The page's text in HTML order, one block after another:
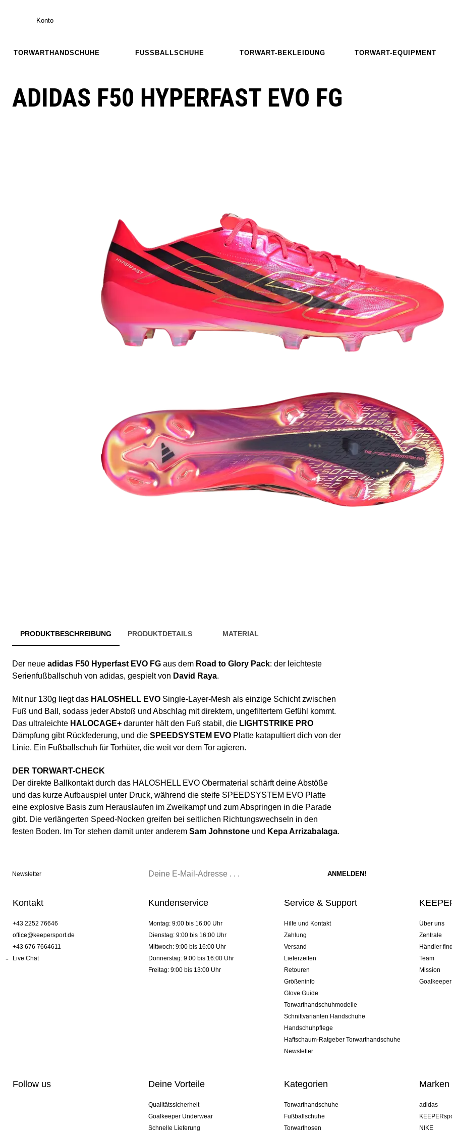
Konto
TORWARTHANDSCHUHE FUSSBALLSCHUHE TORWART-BEKLEIDUNG TORWART-EQUIPMENT
ADIDAS F50 HYPERFAST EVO FG
PRODUKTBESCHREIBUNG PRODUKTDETAILS MATERIAL
Der neue adidas F50 Hyperfast EVO FG aus dem Road to Glory Pack: der leichteste
Serienfußballschuh von adidas, gespielt von David Raya.
Mit nur 130g liegt das HALOSHELL EVO Single-Layer-Mesh als einzige Schicht zwischen
Fuß und Ball, sodass jeder Abstoß und Abschlag mit direktem, ungefiltertem Gefühl kommt.
Das ultraleichte HALOCAGE+ darunter hält den Fuß stabil, die LIGHTSTRIKE PRO
Dämpfung gibt Rückfederung, und die SPEEDSYSTEM EVO Platte katapultiert dich von der
Linie. Ein Fußballschuh für Torhüter, die weit vor dem Tor agieren.
DER TORWART-CHECK
Der direkte Ballkontakt durch das HALOSHELL EVO Obermaterial schärft deine Abstöße
und das kurze Aufbauspiel unter Druck, während die steife SPEEDSYSTEM EVO Platte
eine explosive Basis zum Herauslaufen im Zweikampf und zum Abspringen in die Parade
gibt. Die verlängerten Speed-Nocken greifen bei seitlichen Richtungswechseln in den
festen Boden. Im Tor stehen damit unter anderem Sam Johnstone und Kepa Arrizabalaga.
Newsletter
Kontakt
+43 2252 76646
office@keepersport.de
+43 676 7664611
Live Chat
Kundenservice
Montag: 9:00 bis 16:00 Uhr
Dienstag: 9:00 bis 16:00 Uhr
Mittwoch: 9:00 bis 16:00 Uhr
Donnerstag: 9:00 bis 16:00 Uhr
Freitag: 9:00 bis 13:00 Uhr
Service & Support
Hilfe und Kontakt
Zahlung
Versand
Lieferzeiten
Retouren
Größeninfo
Glove Guide
Torwarthandschuhmodelle
Schnittvarianten Handschuhe
Handschuhpflege
Haftschaum-Ratgeber Torwarthandschuhe
Newsletter
Über uns
Zentrale
Händler
Team
Mission
Follow us Deine Vorteile
Qualitätssicherheit
Goalkeeper Underwear
Schnelle Lieferung
Kategorien
Torwarthandschuhe
Fußballschuhe
Torwarthosen
Marken
adidas
NIKE